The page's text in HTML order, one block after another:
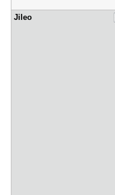
Jileo